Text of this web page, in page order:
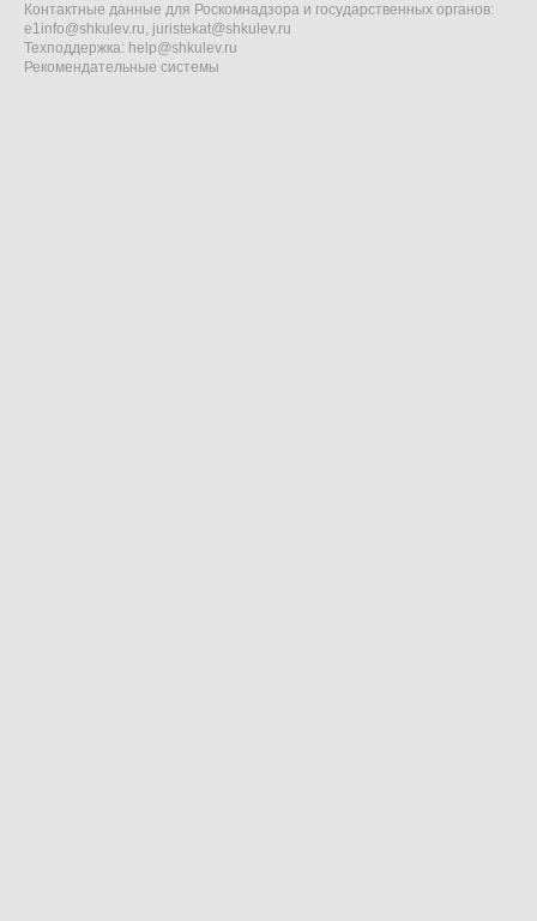
Контактные данные для Роскомнадзора и государственных органов:
e1info@shkulev.ru, juristekat@shkulev.ru
Техподдержка: help@shkulev.ru
Рекомендательные системы